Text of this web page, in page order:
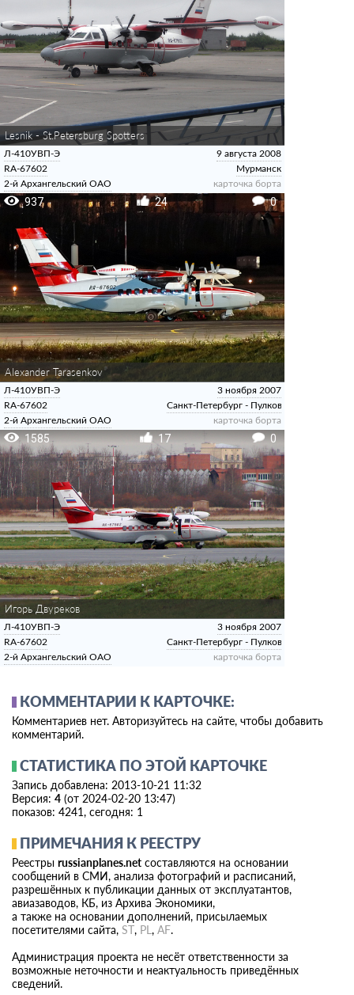
Lesnik - St.Petersburg Spotters
Л-410УВП-Э
RA-67602
2-й Архангельский ОАО
9 августа 2008
Мурманск
карточка борта
937 24 0
Alexander Tarasenkov
Л-410УВП-Э
RA-67602
2-й Архангельский ОАО
3 ноября 2007
Санкт-Петербург - Пулково
карточка борта
1585 17 0
Игорь Двуреков
Л-410УВП-Э
RA-67602
2-й Архангельский ОАО
3 ноября 2007
Санкт-Петербург - Пулково
карточка борта
КОММЕНТАРИИ К КАРТОЧКЕ:
Комментариев нет. Авторизуйтесь на сайте, чтобы добавить
комментарий.
СТАТИСТИКА ПО ЭТОЙ КАРТОЧКЕ
Запись добавлена: 2013-10-21 11:32
Версия: 4 (от 2024-02-20 13:47)
показов: 4241, сегодня: 1
ПРИМЕЧАНИЯ К РЕЕСТРУ
Реестры russianplanes.net составляются на основании
сообщений в СМИ, анализа фотографий и расписаний,
разрешённых к публикации данных от эксплуатантов,
авиазаводов, КБ, из Архива Экономики,
а также на основании дополнений, присылаемых
посетителями сайта, ST, PL, AF.
Администрация проекта не несёт ответственности за
возможные неточности и неактуальность приведённых
сведений.